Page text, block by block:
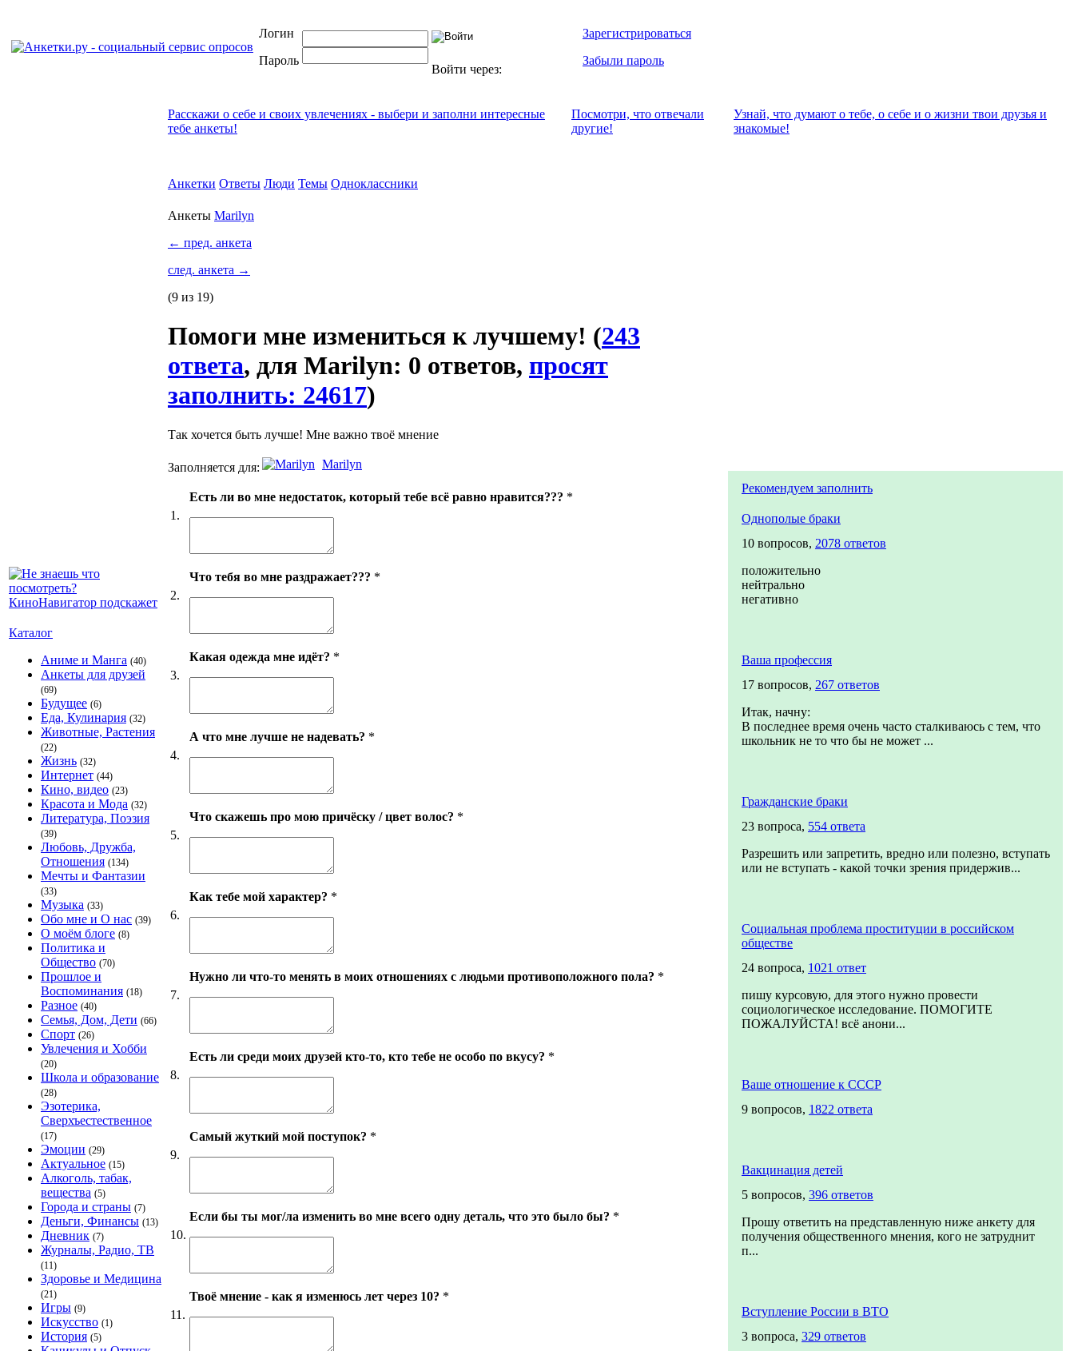
Логин
Пароль
Войти через:
Зарегистрироваться
Забыли пароль
Каталог
Аниме и Манга (40)
Анкеты для друзей
(69)
Будущее (6)
Еда, Кулинария (32)
Животные, Растения
(22)
Жизнь (32)
Интернет (44)
Кино, видео (23)
Красота и Мода (32)
Литература, Поэзия
(39)
Любовь, Дружба,
Отношения (134)
Мечты и Фантазии
(33)
Музыка (33)
Обо мне и О нас (39)
О моём блоге (8)
Политика и
Общество (70)
Прошлое и
Воспоминания (18)
Разное (40)
Семья, Дом, Дети (66)
Спорт (26)
Увлечения и Хобби
(20)
Школа и образование
(28)
Эзотерика,
Сверхъестественное
(17)
Эмоции (29)
Актуальное (15)
Алкоголь, табак,
вещества (5)
Города и страны (7)
Деньги, Финансы (13)
Дневник (7)
Журналы, Радио, ТВ
(11)
Здоровье и Медицина
(21)
Игры (9)
Искусство (1)
История (5)
Расскажи о себе и своих увлечениях - выбери и заполни интересные
тебе анкеты!
Посмотри, что отвeчали
другие!
Узнай, что думают о тебе, о себе и о жизни твои друзья и
знакомые!
Анкетки Ответы Люди Темы Одноклассники
Анкеты Marilyn
← пред. анкета
след. анкета →
(9 из 19)
Помоги мне измениться к лучшему! (243
ответа, для Marilyn: 0 ответов, просят
заполнить: 24617)
Так хочется быть лучше! Мне важно твоё мнение
Заполняется для: Marilyn
1.
Есть ли во мне недостаток, который тебе всё равно нравится??? *
2.
Что тебя во мне раздражает??? *
3.
Какая одежда мне идёт? *
4.
А что мне лучше не надевать? *
5.
Что скажешь про мою причёску / цвет волос? *
6.
Как тебе мой характер? *
7.
Нужно ли что-то менять в моих отношениях с людьми противоположного пола? *
8.
Есть ли среди моих друзей кто-то, кто тебе не особо по вкусу? *
9.
Самый жуткий мой поступок? *
10.
Если бы ты мог/ла изменить во мне всего одну деталь, что это было бы? *
11.
Твоё мнение - как я изменюсь лет через 10? *
Рекомендуем заполнить
Однополые браки
10 вопросов, 2078 ответов
положительно
нейтрально
негативно
Ваша профессия
17 вопросов, 267 ответов
Итак, начну:
В последнее время очень часто сталкиваюсь с тем, что
школьник не то что бы не может ...
Гражданские браки
23 вопроса, 554 ответа
Разрешить или запретить, вредно или полезно, вступать
или не вступать - какой точки зрения придержив...
Социальная проблема проституции в российском
обществе
24 вопроса, 1021 ответ
пишу курсовую, для этого нужно провести
социологическое исследование. ПОМОГИТЕ
ПОЖАЛУЙСТА! всё анони...
Ваше отношение к СССР
9 вопросов, 1822 ответа
Вакцинация детей
5 вопросов, 396 ответов
Прошу ответить на представленную ниже анкету для
получения общественного мнения, кого не затруднит
п...
Вступление России в ВТО
3 вопроса, 329 ответов